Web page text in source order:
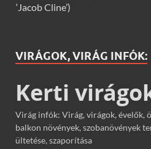
‘Jacob Cline’)
VIRÁGOK, VIRÁG INFÓK:
Kerti
Virág infók: Virág, virágok, évelők,
balkon növények, szobanövények
ültetése, szaporítása